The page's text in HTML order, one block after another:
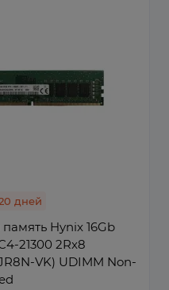
дней
Hynix 16Gb
21300 2Rx8
VK) UDIMM Non-